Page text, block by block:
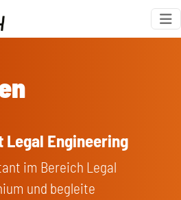
Engineering
im Bereich Legal
und begleite